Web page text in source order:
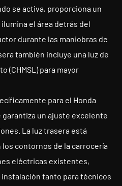
se activa, proporciona un
el área detrás del
durante las maniobras de
también incluye una luz de
(CHMSL) para mayor
para el Honda
garantiza un ajuste excelente
La luz trasera está
contornos de la carrocería
eléctricas existentes,
tanto para técnicos